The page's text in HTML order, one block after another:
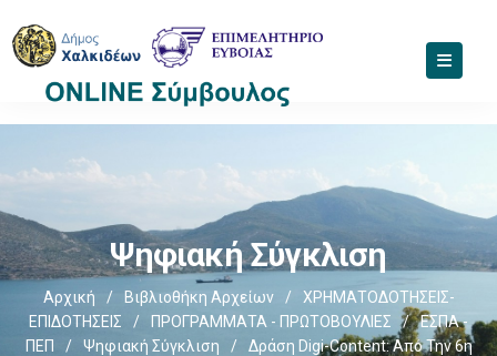
Ψηφιακή Σύγκλιση
Αρχική / Βιβλιοθήκη Αρχείων /
ΧΡΗΜΑΤΟΔΟΤΗΣΕΙΣ-
ΕΠΙΔΟΤΗΣΕΙΣ
/ ΠΡΟΓΡΑΜΜΑΤΑ - ΠΡΩΤΟΒΟΥΛΙΕΣ /
ΕΣΠΑ -
ΠΕΠ
/ Ψηφιακή Σύγκλιση /
Δράση Digi-Content: Από Την 6η